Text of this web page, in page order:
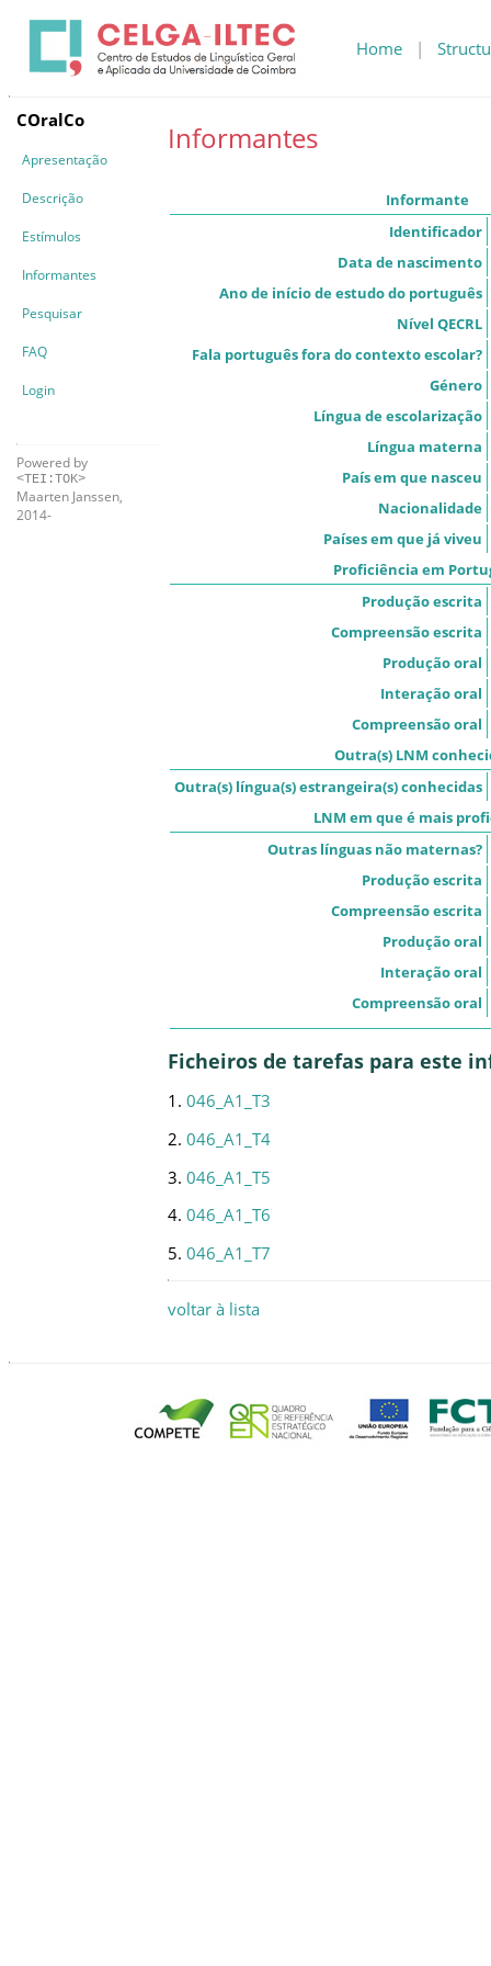
Home |
COralCo
Apresentação
Descrição
Estímulos
Informantes
Pesquisar
FAQ
Login
Powered by
<TEI:TOK>
Maarten Janssen,
2014-
Informantes
Informante
Identificador
Data de nascimento
Ano de início de estudo do português
Nível QECRL
Fala português fora do contexto escolar?
Género
Língua de escolarização
Língua materna
País em que nasceu
Nacionalidade
Países em que já viveu
Proficiência em
Produção escrita
Compreensão escrita
Produção oral
Interação oral
Compreensão oral
Outra(s) LNM
Outra(s) língua(s) estrangeira(s) conhecidas
LNM em que é mais
Outras línguas não maternas?
Produção escrita
Compreensão escrita
Produção oral
Interação oral
Compreensão oral
Ficheiros de tarefas para este
1. 046_A1_T3
2. 046_A1_T4
3. 046_A1_T5
4. 046_A1_T6
5. 046_A1_T7
voltar à lista